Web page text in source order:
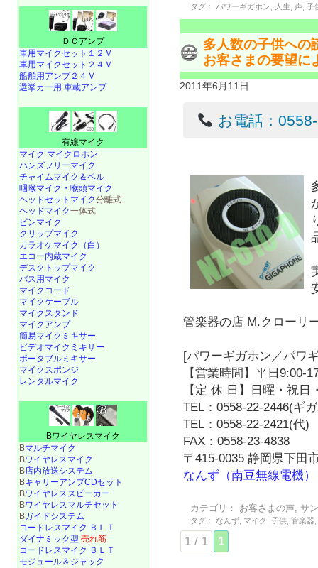
タグ： パワーギガホン 人生 ,声 ,子
多人数の子供への
お客さまの要望に
2011年6月11日
お電話：
管楽器の店 M.クローリ
[パワーギガホン／パワ
【営業時間】平日9:00-
【定 休 日】日曜・祝日
TEL：0558-22-2446(ギ
TEL：0558-22-2421(代)
FAX：0558-23-4838
〒415-0035 静岡県下田
なんず（南豆無線電機）
カテゴリ： お客さまの声 ,サ
タグ： なんず マイク ,子供 ,管楽器
1 / 1 1
ＤＣアンプ
車用マイクセット１２Ｖ
車用マイクセット２４Ｖ
船舶用アンプ２４Ｖ
選挙カー用 車載アンプ
有線マイク
マイク マイクロホン
ハンズフリーマイク
チャイムマイク＆ベル
咽喉マイク・喉頭マイク
ヘッドセットマイク分離式
ヘッドマイク一体式
ピンマイク
クリップマイク
カラオケマイク（白）
エコー内蔵マイク
デスクトップマイク
バス用マイク
マイクコード
マイクケーブル
マイクスタンド
マイクアンプ
簡易マイクミキサー
ビデオマイクミキサー
ポータブルミキサー
マイクスポンジ
レンタルマイク
Bワイヤレスマイク
Bマルチマイク
Bワイヤレスマイク
B店内放送システム
BキャリーアンプCDセット
Bワイヤレススピーカー
Bワイヤレスマルチセット
Bガイドシステム
コードレスマイク ＢＬＴ
ダイナミック型 売れ筋
コードレスマイク ＢＬＴ
モジュール＆ジャック